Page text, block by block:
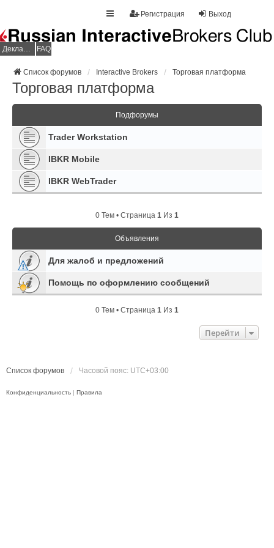
Выход
Регистрация
Декларация НДФЛ FAQ
Список форумов Interactive Brokers Торговая платформа
Торговая платформа
Подфорумы
Trader Workstation
IBKR Mobile
IBKR WebTrader
0 Тем • Страница 1 Из 1
Объявления
Для жалоб и предложений
Помощь по оформлению сообщений
0 Тем • Страница 1 Из 1
Перейти
Список форумов Часовой пояс: UTC+03:00
Конфиденциальность | Правила